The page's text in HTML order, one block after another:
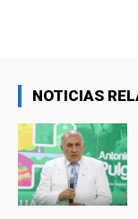
NOTICIAS